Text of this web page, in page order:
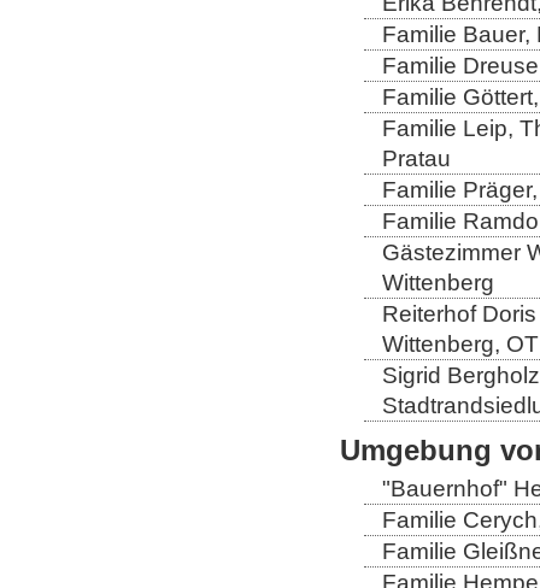
Familie Bauer,
Familie
Familie
Familie Leip,
Pratau
Familie
Familie
Gästezimmer
Wittenberg
Reiterhof
Wittenberg,
Sigrid
Umgebung
"Bauernhof"
Familie
Familie
Familie